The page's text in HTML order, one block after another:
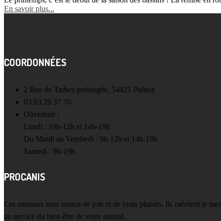
En savoir plus...
COORDONNÉES
2 Rue de Tarbes prolongée, 54425 Pulnoy
03 83 20 37 70
Ouverture :
Lundi : 10h-12h et 14h-19h
Du Mardi au Vendredi : 9h-12h et 14h-19h
Samedi : 9h-19h
PROCANIS
Les animaux sont source de joie et de vrais plaisirs. Ils méritent le
au service du bien-être de votre animal.